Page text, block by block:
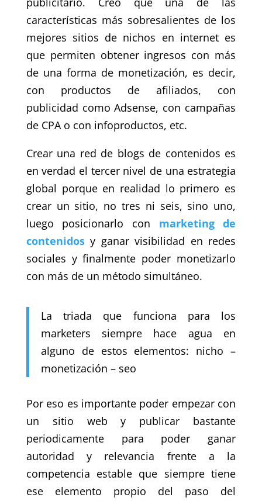
características más sobresalientes de los
mejores sitios de nichos en internet es
que permiten obtener ingresos con más
de una forma de monetización, es decir,
con productos de afiliados, con
publicidad como Adsense, con campañas
de CPA o con infoproductos, etc.
Crear una red de blogs de contenidos es
en verdad el tercer nivel de una estrategia
global porque en realidad lo primero es
crear un sitio, no tres ni seis, sino uno,
luego posicionarlo con marketing de
contenidos y ganar visibilidad en redes
sociales y finalmente poder monetizarlo
con más de un método simultáneo.
La triada que funciona para los
marketers siempre hace agua en
alguno de estos elementos: nicho –
monetización – seo
Por eso es importante poder empezar con
un sitio web y publicar bastante
periodicamente para poder ganar
autoridad y relevancia frente a la
competencia estable que siempre tiene
ese elemento propio del paso del